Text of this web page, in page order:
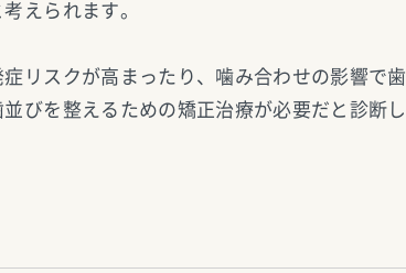
えられます。
リスクが高まったり、噛み合わせの影響で歯
びを整えるための矯正治療が必要だと診断し